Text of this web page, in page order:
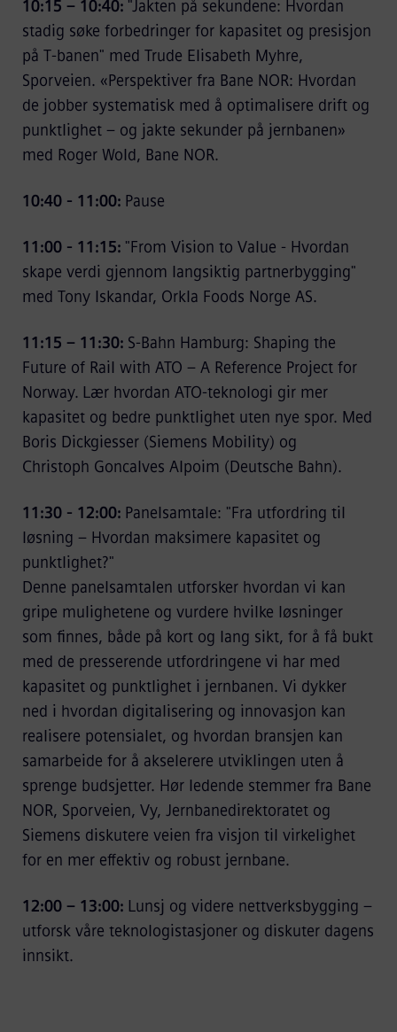
10:15 – 10:40: "Jakten på sekundene: Hvordan
stadig søke forbedringer for kapasitet og presisjon
på T-banen" med Trude Elisabeth Myhre,
Sporveien. «Perspektiver fra Bane NOR: Hvordan
de jobber systematisk med å optimalisere drift og
punktlighet – og jakte sekunder på jernbanen»
med Roger Wold, Bane NOR.
10:40 - 11:00: Pause
11:00 - 11:15: "From Vision to Value - Hvordan
skape verdi gjennom langsiktig partnerbygging"
med Tony Iskandar, Orkla Foods Norge AS.
11:15 – 11:30: S-Bahn Hamburg: Shaping the
Future of Rail with ATO – A Reference Project for
Norway. Lær hvordan ATO-teknologi gir mer
kapasitet og bedre punktlighet uten nye spor. Med
Boris Dickgiesser (Siemens Mobility) og
Christoph Goncalves Alpoim (Deutsche Bahn).
11:30 - 12:00: Panelsamtale: "Fra utfordring til
løsning – Hvordan maksimere kapasitet og
punktlighet?"
Denne panelsamtalen utforsker hvordan vi kan
gripe mulighetene og vurdere hvilke løsninger
som finnes, både på kort og lang sikt, for å få bukt
med de presserende utfordringene vi har med
kapasitet og punktlighet i jernbanen. Vi dykker
ned i hvordan digitalisering og innovasjon kan
realisere potensialet, og hvordan bransjen kan
samarbeide for å akselerere utviklingen uten å
sprenge budsjetter. Hør ledende stemmer fra Bane
NOR, Sporveien, Vy, Jernbanedirektoratet og
Siemens diskutere veien fra visjon til virkelighet
for en mer effektiv og robust jernbane.
12:00 – 13:00: Lunsj og videre nettverksbygging –
utforsk våre teknologistasjoner og diskuter dagens
innsikt.